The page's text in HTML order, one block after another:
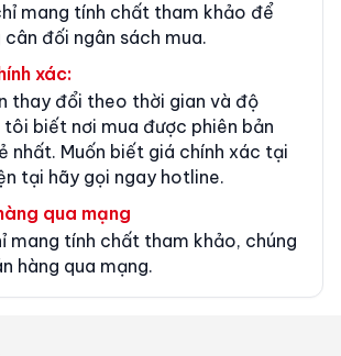
mang tính chất tham khảo để
cân đối ngân sách mua.
xác:
thay đổi theo thời gian và độ
tôi biết nơi mua được phiên bản
nhất. Muốn biết giá chính xác tại
tại hãy gọi ngay hotline.
qua mạng
mang tính chất tham khảo, chúng
hàng qua mạng.